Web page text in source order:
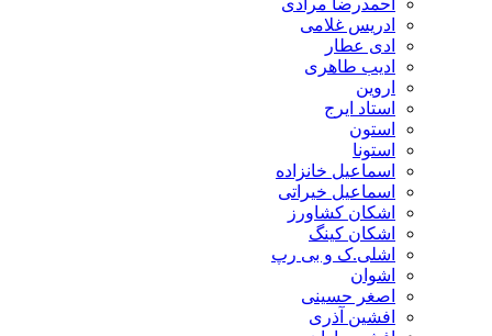
احمدرضا مرادی
ادریس غلامی
ادی عطار
ادیب طاهری
اروین
استاد ایرج
استون
استونا
اسماعیل خانزاده
اسماعیل خیراتی
اشکان کشاورز
اشکان کینگ
اشلی.ک و بی رپ
اشوان
اصغر حسینی
افشین آذری